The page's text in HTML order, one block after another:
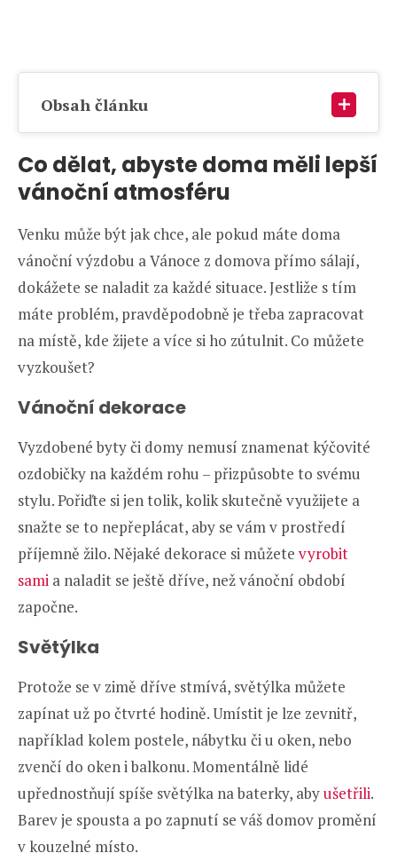
Obsah článku
Co dělat, abyste doma měli lepší
vánoční atmosféru
Venku může být jak chce, ale pokud máte doma
vánoční výzdobu a Vánoce z domova přímo sálají,
dokážete se naladit za každé situace. Jestliže s tím
máte problém, pravděpodobně je třeba zapracovat
na místě, kde žijete a více si ho zútulnit. Co můžete
vyzkoušet?
Vánoční dekorace
Vyzdobené byty či domy nemusí znamenat kýčovité
ozdobičky na každém rohu – přizpůsobte to svému
stylu. Pořiďte si jen tolik, kolik skutečně využijete a
snažte se to nepřeplácat, aby se vám v prostředí
příjemně žilo. Nějaké dekorace si můžete vyrobit
sami a naladit se ještě dříve, než vánoční období
započne.
Světýlka
Protože se v zimě dříve stmívá, světýlka můžete
zapínat už po čtvrté hodině. Umístit je lze zevnitř,
například kolem postele, nábytku či u oken, nebo
zvenčí do oken i balkonu. Momentálně lidé
upřednostňují spíše světýlka na baterky, abyušetřili.
Barev je spousta a po zapnutí se váš domov promění
v kouzelné místo.